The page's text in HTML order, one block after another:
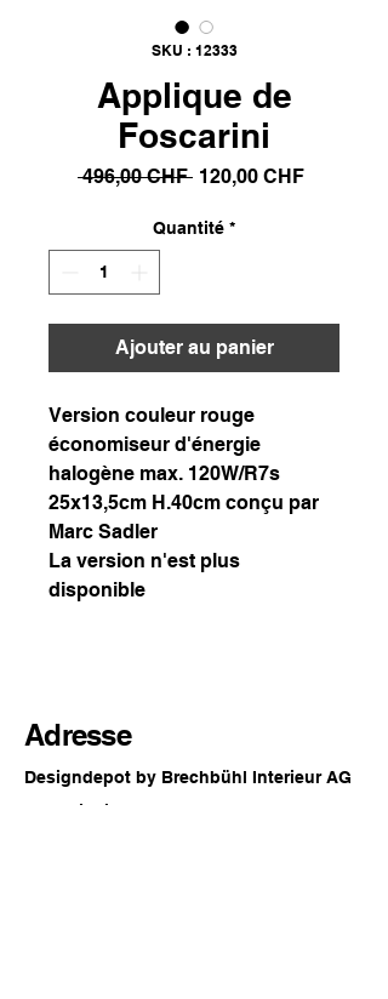
SKU : 12333
Applique de
Foscarini
496,00 CHF Prix
120,00 CHFPrix
Quantité *
Ajouter au panier
Version couleur rouge
économiseur d'énergie
halogène max. 120W/R7s
25x13,5cm H.40cm conçu par
Marc Sadler
La version n'est plus
disponible
Adresse
Designdepot by Brechbühl Interieur AG
Rue principale 54